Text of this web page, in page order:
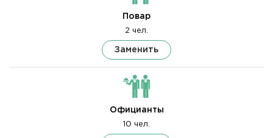
Повар
2 чел.
Заменить
Официанты
10 чел.